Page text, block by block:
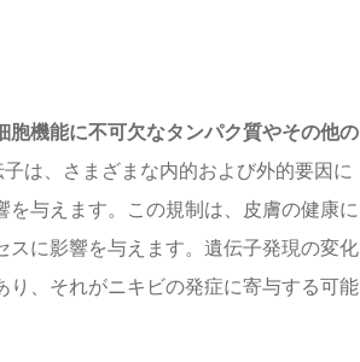
機能に不可欠なタンパク質やその他の
は、さまざまな内的および外的要因に
与えます。この規制は、皮膚の健康に
に影響を与えます。遺伝子発現の変化
、それがニキビの発症に寄与する可能